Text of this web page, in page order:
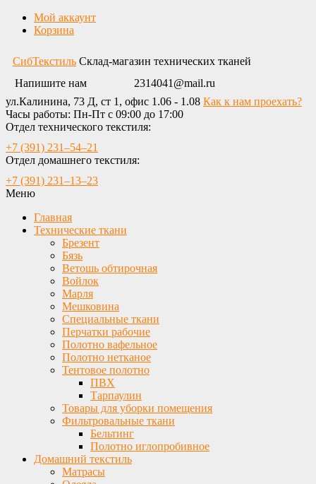
Мой аккаунт
Корзина
СибТекстиль Склад-магазин технических тканей
Напишите нам
2314041@mail.ru
ул.Калинина, 73 Д, ст 1, офис 1.06 - 1.08 Как к нам проехать?
Часы работы: Пн-Пт с 09:00 до 17:00
Отдел технического текстиля:
+7 (391) 231‒54‒21
Отдел домашнего текстиля:
+7 (391) 231‒13‒23
Меню
Главная
Технические ткани
Брезент
Бязь
Ветошь обтирочная
Войлок
Марля
Мешковина
Специальные ткани
Перчатки рабочие
Полотно вафельное
Полотно нетканое
Тентовое полотно
ПВХ
Тарпаулин
Товары для уборки помещения
Фильтровальные ткани
Бельтинг
Полотно иглопробивное
Домашний текстиль
Матрасы